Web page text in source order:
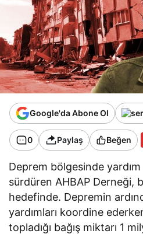
Google'da Abone Ol
0 Paylaş Beğen
Deprem bölgesinde yardım
sürdüren AHBAP Derneği,
hedefinde. Depremin
yardımları koordine
topladığı bağış miktarı 1